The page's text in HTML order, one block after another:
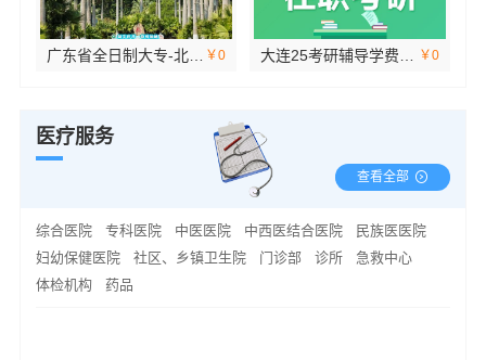
广东省全日制大专-北京理工大学珠海学院继续教育学院 ￥0 ￥0
医疗服务
查看全部
综合医院 专科医院 中医医院 中西医结合医院
民族医医院
妇幼保健医院
社区、乡镇卫生院 门诊部 诊所
急救中心
体检机构
药品